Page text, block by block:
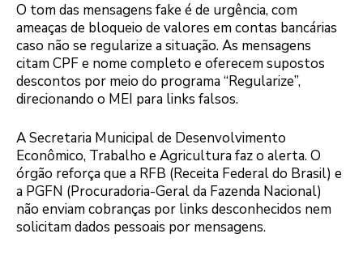
O tom das mensagens fake é de urgência, com
ameaças de bloqueio de valores em contas bancárias
caso não se regularize a situação. As mensagens
citam CPF e nome completo e oferecem supostos
descontos por meio do programa “Regularize”,
direcionando o MEI para links falsos.
A Secretaria Municipal de Desenvolvimento
Econômico, Trabalho e Agricultura faz o alerta. O
órgão reforça que a RFB (Receita Federal do Brasil) e
a PGFN (Procuradoria-Geral da Fazenda Nacional)
não enviam cobranças por links desconhecidos nem
solicitam dados pessoais por mensagens.